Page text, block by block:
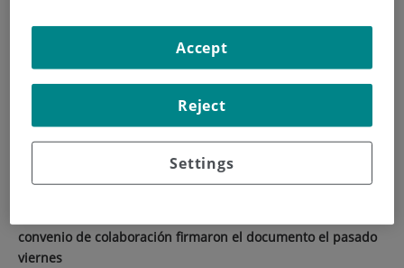
Investigación Sanitaria de
la Fundación Jiménez Díaz
crece con la adhesión del
CIEMAT al convenio para el
desarrollo de su actividad
convenio de colaboración firmaron el documento el pasado
viernes
Settings
Reject
Accept